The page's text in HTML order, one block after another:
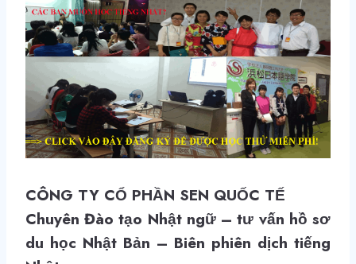
CÔNG TY CỔ PHẦN SEN QUỐC TẾ
Chuyên Đào tạo Nhật ngữ – tư vấn hồ sơ
du học Nhật Bản – Biên phiên dịch tiếng